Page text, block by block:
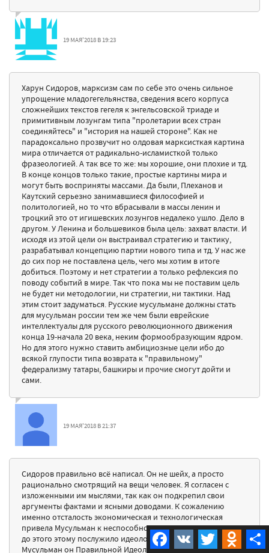
19 МАЯ'2018 В 19:23
Харун Сидоров, марксизм сам по себе это очень сильное
упрощение младогегельянства, сведения всего корпуса
сложнейших текстов гегеля к энгельсовской триаде и
примитивным лозунгам типа "пролетарии всех стран
соединяйтесь" и "история на нашей стороне". Как не
парадоксально прозвучит но олдовая марксисткая картина
мира отличается от радикально-исламисткой только
фразеологией. А так все то же: мы хорошие, они плохие и тд.
В конце концов только такие, простые картины мира и
могут быть восприняты массами. Да были, Плеханов и
Каутский серьезно занимавшиеся философией и
политологией, но то что вбрасывали в массы ленин и
троцкий это от игишевских лозунгов недалеко ушло. Дело в
другом. У Ленина и большевиков была цель: захват власти. И
исходя из этой цели он выстраивал стратегию и тактику,
разрабатывал концепцию партии нового типа и тд. У нас же
до сих пор не поставлена цель, чего мы хотим в итоге
добиться. Поэтому и нет стратегии а только рефлексия по
поводу событий в мире. Так что пока мы не поставим цель
не будет ни методологии, ни стратегии, ни тактики. Над
этим стоит задуматься. Русские мусульмане должны стать
для мусульман россии тем же чем были еврейские
интеллектуалы для русского революционного движения
конца 19-начала 20 века, неким формообразующим ядром.
Но для этого нужно ставить амбициозные цели ибо до
всякой глупости типа возврата к "правильному"
федерализму татары, башкиры и прочие смогут дойти и
сами.
19 МАЯ'2018 В 21:37
Сидоров правильно всё написал. Он не шейх, а просто
рационально смотрящий на вещи человек. Я согласен с
изложенными им мыслями, так как он подкрепил свои
аргументы фактами и ясными доводами. К сожалению
именно отсталость экономическая и технологическая
привела Мусульман к неспособности содержать Армию. Но
до этого этому послужило идеологическое отклонение
Мусульман он Правильной Идеологи(Акыда Салиха) и
Facebook
VK Twitter